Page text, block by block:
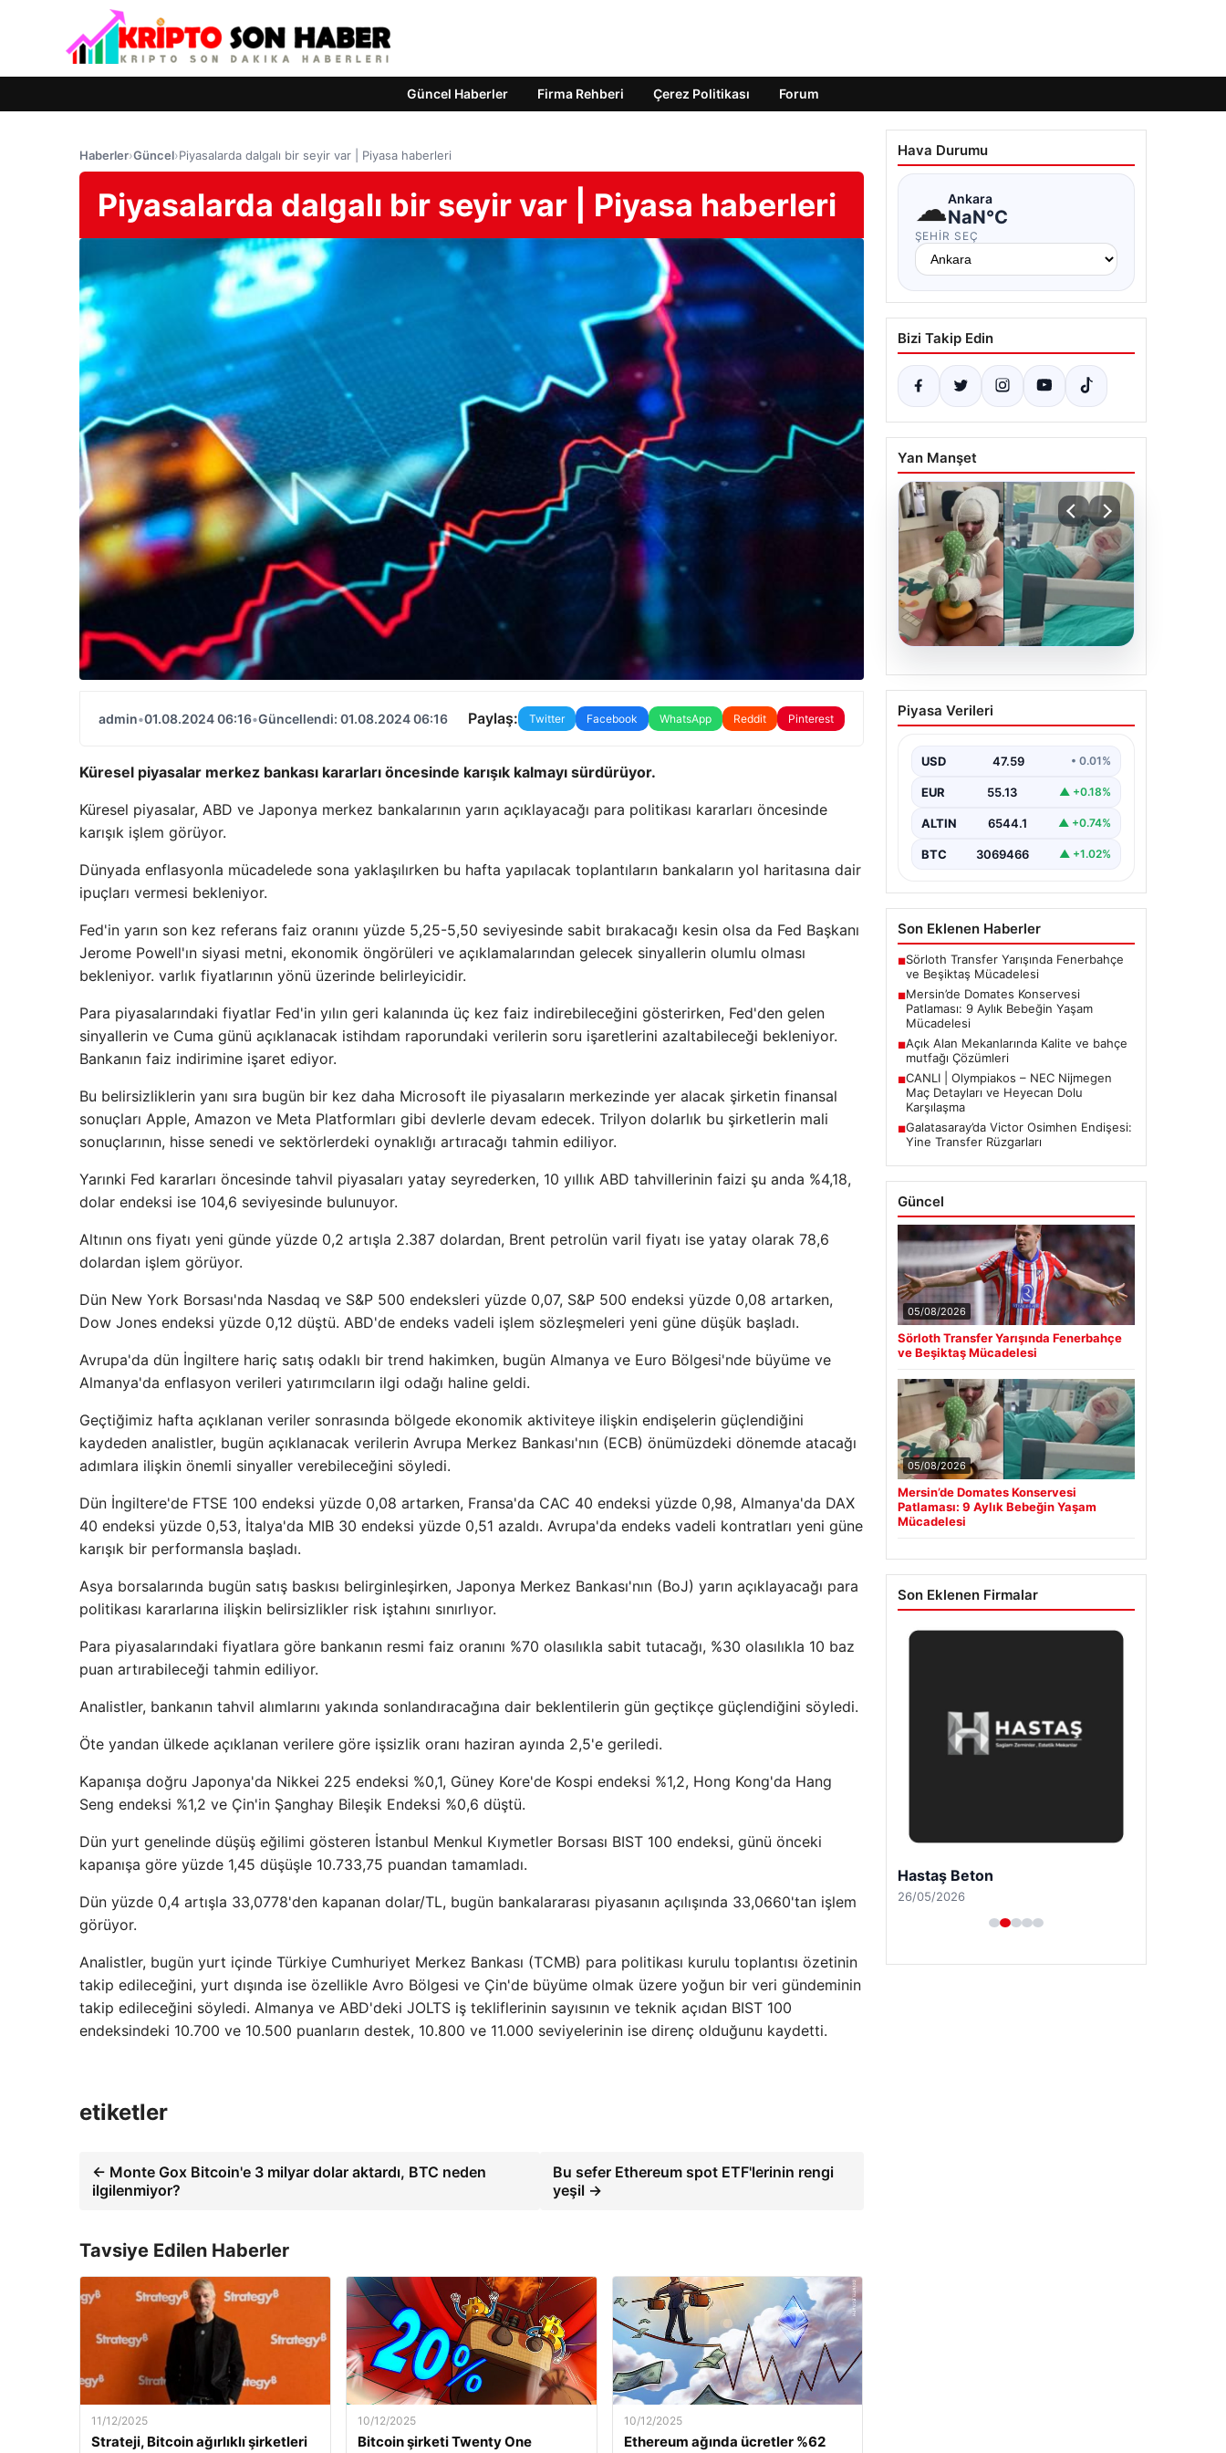
Güncel Haberler Firma Rehberi Çerez Politikası Forum
Haberler›Güncel›Piyasalarda dalgalı bir seyir var | Piyasa haberleri
Piyasalarda dalgalı bir seyir var | Piyasa haberleri
admin•01.08.2024 06:16•Güncellendi: 01.08.2024 06:16 Paylaş: Twitter Facebook WhatsApp Reddit Pinterest
Küresel piyasalar merkez bankası kararları öncesinde karışık kalmayı sürdürüyor.
Küresel piyasalar, ABD ve Japonya merkez bankalarının yarın açıklayacağı para politikası kararları öncesinde
karışık işlem görüyor.
Dünyada enflasyonla mücadelede sona yaklaşılırken bu hafta yapılacak toplantıların bankaların yol haritasına dair
ipuçları vermesi bekleniyor.
Fed'in yarın son kez referans faiz oranını yüzde 5,25-5,50 seviyesinde sabit bırakacağı kesin olsa da Fed Başkanı
Jerome Powell'ın siyasi metni, ekonomik öngörüleri ve açıklamalarından gelecek sinyallerin olumlu olması
bekleniyor. varlık fiyatlarının yönü üzerinde belirleyicidir.
Para piyasalarındaki fiyatlar Fed'in yılın geri kalanında üç kez faiz indirebileceğini gösterirken, Fed'den gelen
sinyallerin ve Cuma günü açıklanacak istihdam raporundaki verilerin soru işaretlerini azaltabileceği bekleniyor.
Bankanın faiz indirimine işaret ediyor.
Bu belirsizliklerin yanı sıra bugün bir kez daha Microsoft ile piyasaların merkezinde yer alacak şirketin finansal
sonuçları Apple, Amazon ve Meta Platformları gibi devlerle devam edecek. Trilyon dolarlık bu şirketlerin mali
sonuçlarının, hisse senedi ve sektörlerdeki oynaklığı artıracağı tahmin ediliyor.
Yarınki Fed kararları öncesinde tahvil piyasaları yatay seyrederken, 10 yıllık ABD tahvillerinin faizi şu anda %4,18,
dolar endeksi ise 104,6 seviyesinde bulunuyor.
Altının ons fiyatı yeni günde yüzde 0,2 artışla 2.387 dolardan, Brent petrolün varil fiyatı ise yatay olarak 78,6
dolardan işlem görüyor.
Dün New York Borsası'nda Nasdaq ve S&P 500 endeksleri yüzde 0,07, S&P 500 endeksi yüzde 0,08 artarken,
Dow Jones endeksi yüzde 0,12 düştü. ABD'de endeks vadeli işlem sözleşmeleri yeni güne düşük başladı.
Avrupa'da dün İngiltere hariç satış odaklı bir trend hakimken, bugün Almanya ve Euro Bölgesi'nde büyüme ve
Almanya'da enflasyon verileri yatırımcıların ilgi odağı haline geldi.
Geçtiğimiz hafta açıklanan veriler sonrasında bölgede ekonomik aktiviteye ilişkin endişelerin güçlendiğini
kaydeden analistler, bugün açıklanacak verilerin Avrupa Merkez Bankası'nın (ECB) önümüzdeki dönemde atacağı
adımlara ilişkin önemli sinyaller verebileceğini söyledi.
Dün İngiltere'de FTSE 100 endeksi yüzde 0,08 artarken, Fransa'da CAC 40 endeksi yüzde 0,98, Almanya'da DAX
40 endeksi yüzde 0,53, İtalya'da MIB 30 endeksi yüzde 0,51 azaldı. Avrupa'da endeks vadeli kontratları yeni güne
karışık bir performansla başladı.
Asya borsalarında bugün satış baskısı belirginleşirken, Japonya Merkez Bankası'nın (BoJ) yarın açıklayacağı para
politikası kararlarına ilişkin belirsizlikler risk iştahını sınırlıyor.
Para piyasalarındaki fiyatlara göre bankanın resmi faiz oranını %70 olasılıkla sabit tutacağı, %30 olasılıkla 10 baz
puan artırabileceği tahmin ediliyor.
Analistler, bankanın tahvil alımlarını yakında sonlandıracağına dair beklentilerin gün geçtikçe güçlendiğini söyledi.
Öte yandan ülkede açıklanan verilere göre işsizlik oranı haziran ayında 2,5'e geriledi.
Kapanışa doğru Japonya'da Nikkei 225 endeksi %0,1, Güney Kore'de Kospi endeksi %1,2, Hong Kong'da Hang
Seng endeksi %1,2 ve Çin'in Şanghay Bileşik Endeksi %0,6 düştü.
Dün yurt genelinde düşüş eğilimi gösteren İstanbul Menkul Kıymetler Borsası BIST 100 endeksi, günü önceki
kapanışa göre yüzde 1,45 düşüşle 10.733,75 puandan tamamladı.
Dün yüzde 0,4 artışla 33,0778'den kapanan dolar/TL, bugün bankalararası piyasanın açılışında 33,0660'tan işlem
görüyor.
Analistler, bugün yurt içinde Türkiye Cumhuriyet Merkez Bankası (TCMB) para politikası kurulu toplantısı özetinin
takip edileceğini, yurt dışında ise özellikle Avro Bölgesi ve Çin'de büyüme olmak üzere yoğun bir veri gündeminin
takip edileceğini söyledi. Almanya ve ABD'deki JOLTS iş tekliflerinin sayısının ve teknik açıdan BIST 100
endeksindeki 10.700 ve 10.500 puanların destek, 10.800 ve 11.000 seviyelerinin ise direnç olduğunu kaydetti.
etiketler
← Monte Gox Bitcoin'e 3 milyar dolar aktardı, BTC neden
ilgilenmiyor?
Bu sefer Ethereum spot ETF'lerinin rengi
yeşil →
Tavsiye Edilen Haberler
11/12/2025
Strateji, Bitcoin ağırlıklı şirketleri
10/12/2025
Bitcoin şirketi Twenty One
10/12/2025
Ethereum ağında ücretler %62
Hava Durumu
☁Ankara
NaN°C
ŞEHIR SEÇ
Bizi Takip Edin
Yan Manşet
04.08.2026
Açık Alan Mekanlarında
Kalite ve bahçe mutfağı
Günümüz dünyasında açık hava
dinlenme alanları, evlerin en
önemli alanlarından biri haline
gelmiştir. Yeşille…
USD 47.59 • 0.01%
EUR 55.13
ALTIN 6544.1 ▲ +0.74%
BTC
Son Eklenen Haberler
Sörloth Transfer Yarışında Fenerbahçe
ve Beşiktaş Mücadelesi
■Mersin’de Domates Konservesi
Patlaması: 9 Aylık Bebeğin Yaşam
■CANLI | Olympiakos – NEC Nijmegen
Maç Detayları ve Heyecan Dolu
Karşılaşma
■Galatasaray’da Victor Osimhen Endişesi:
Yine Transfer Rüzgarları
Güncel
05/08/2026
Sörloth Transfer Yarışında Fenerbahçe
ve Beşiktaş Mücadelesi
05/08/2026
Patlaması: 9 Aylık Bebeğin Yaşam
Son Eklenen Firmalar